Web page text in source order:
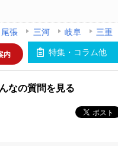
尾張 三河 岐阜
三重
特集・コラム他
内
なの質問を見る